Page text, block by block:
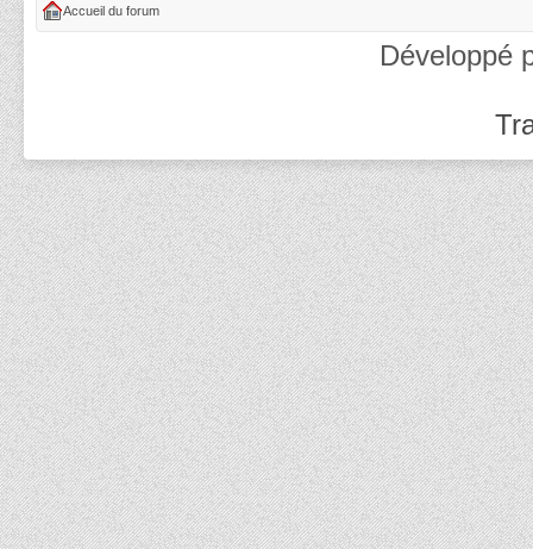
Accueil du forum
Développé